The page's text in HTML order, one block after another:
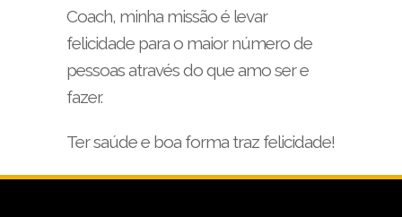
Coach, minha missão é levar
felicidade para o maior número de
pessoas através do que amo ser e
fazer.
Ter saúde e boa forma traz felicidade!